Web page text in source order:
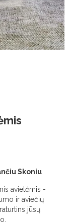
Skoniu
avietėmis -
ir aviečių
jūsų